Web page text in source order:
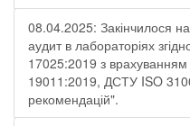
08.04.2025: Закінчилося
аудит в лабораторіях
17025:2019 з
19011:2019, ДСТУ ISO
рекомендацій".